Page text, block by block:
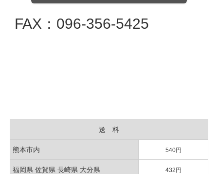
FAX：096-356-5425
送 料
熊本市内 540円
福岡県 佐賀県 長崎県 大分県
432円